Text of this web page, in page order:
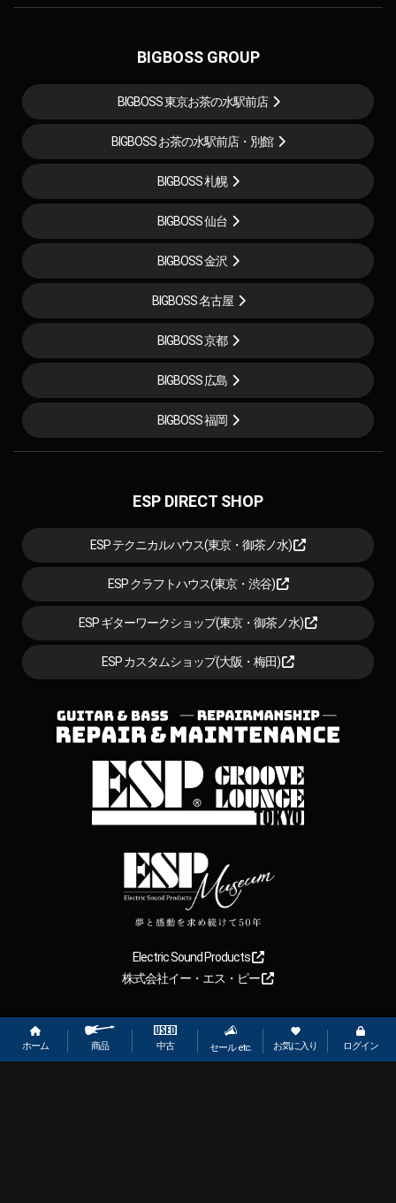
ホーム 商品 中古 セール etc. お気に入り ログイン
BIGBOSS GROUP
BIGBOSS 東京お茶の水駅前店
BIGBOSS お茶の水駅前店・別館
BIGBOSS 札幌
BIGBOSS 仙台
BIGBOSS 金沢
BIGBOSS 名古屋
BIGBOSS 京都
BIGBOSS 広島
BIGBOSS 福岡
ESP DIRECT SHOP
ESP テクニカルハウス(東京・御茶ノ水)
ESP クラフトハウス(東京・渋谷)
ESP ギターワークショップ(東京・御茶ノ水)
ESP カスタムショップ(大阪・梅田)
Electric Sound Products
株式会社イー・エス・ピー
Copyright 2026【ESP直営】BIGBOSS オンラインマーケット(ギター＆
ベース). All rights reserved.